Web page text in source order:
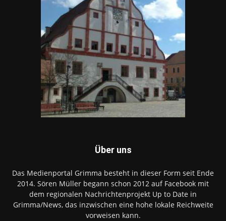
Über uns
Das Medienportal Grimma besteht in dieser Form seit Ende
2014. Sören Müller begann schon 2012 auf Facebook mit
dem regionalen Nachrichtenprojekt Up to Date in
Grimma/News, das inzwischen eine hohe lokale Reichweite
vorweisen kann.